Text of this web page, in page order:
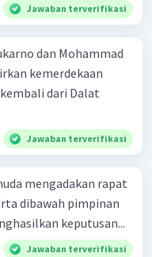
Jawaban terverifikasi
dan Mohammad
kemerdekaan
dari Dalat
Jawaban terverifikasi
mengadakan rapat
dibawah pimpinan
keputusan...
Jawaban terverifikasi